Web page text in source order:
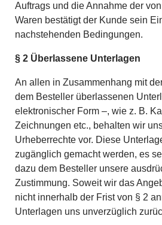
Auftrags und die Annahme der
Waren bestätigt der Kunde sein
nachstehenden Bedingungen.
§ 2 Überlassene Unterlagen
An allen in Zusammenhang mit
dem Besteller überlassenen
elektronischer Form –, wie z. B.
Zeichnungen etc., behalten wir
Urheberrechte vor. Diese
zugänglich gemacht werden, es
dazu dem Besteller unsere
Zustimmung. Soweit wir das
nicht innerhalb der Frist von § 2
Unterlagen uns unverzüglich